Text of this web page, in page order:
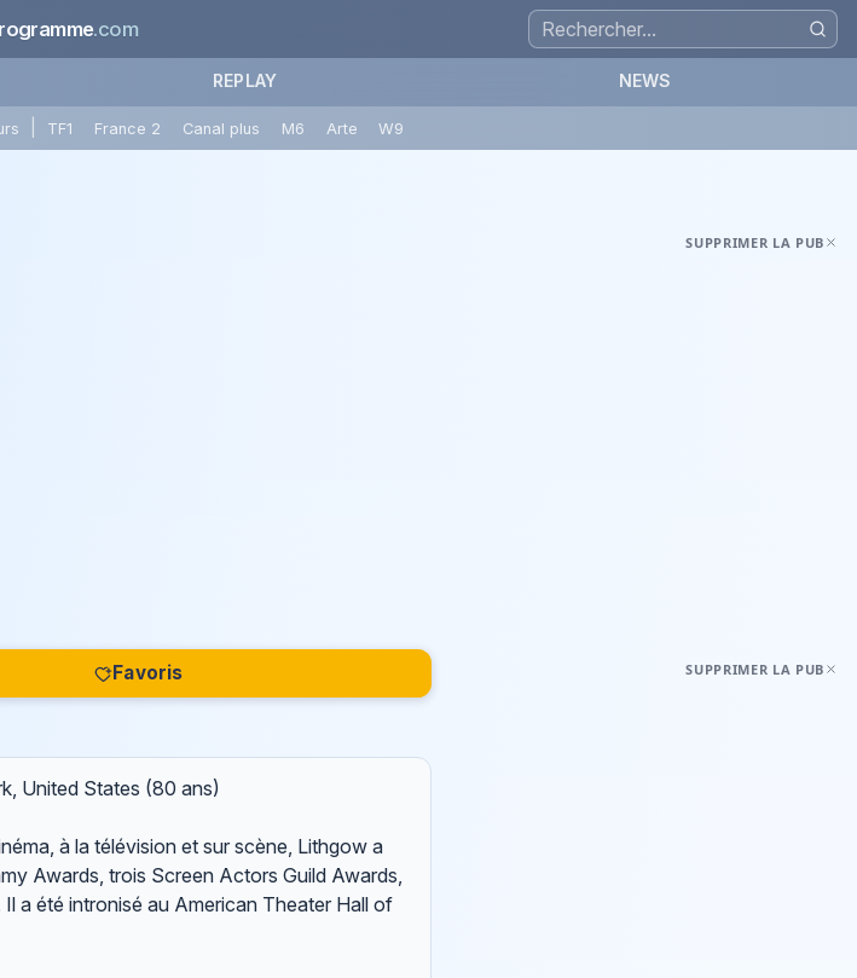
.com
REPLAY NEWS
TF1 France 2 Canal plus M6 Arte W9
SUPPRIMER LA PUB
Favoris
United States (80 ans)
à la télévision et sur scène, Lithgow a
Awards, trois Screen Actors Guild Awards,
a été intronisé au American Theater Hall of
SUPPRIMER LA PUB